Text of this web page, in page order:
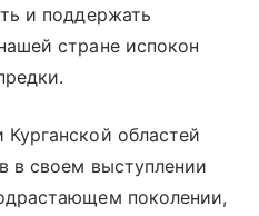
и поддержать
стране испокон
областей
в своем выступлении
поколении,